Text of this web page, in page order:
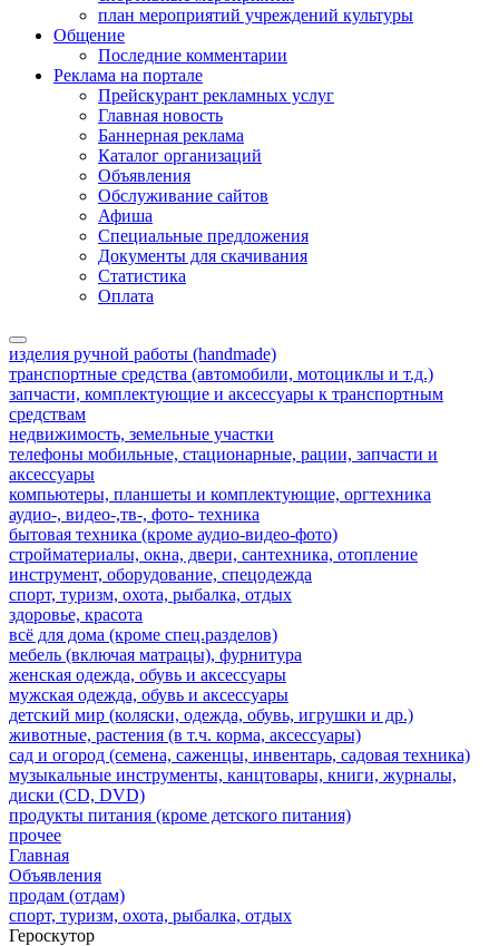
план мероприятий учреждений культуры
Общение
Последние комментарии
Реклама на портале
Прейскурант рекламных услуг
Главная новость
Баннерная реклама
Каталог организаций
Объявления
Обслуживание сайтов
Афиша
Специальные предложения
Документы для скачивания
Статистика
Оплата
изделия ручной работы (handmade)
транспортные средства (автомобили, мотоциклы и т.д.)
запчасти, комплектующие и аксессуары к транспортным
средствам
недвижимость, земельные участки
телефоны мобильные, стационарные, рации, запчасти и
аксессуары
компьютеры, планшеты и комплектующие, оргтехника
аудио-, видео-,тв-, фото- техника
бытовая техника (кроме аудио-видео-фото)
стройматериалы, окна, двери, сантехника, отопление
инструмент, оборудование, спецодежда
спорт, туризм, охота, рыбалка, отдых
здоровье, красота
всё для дома (кроме спец.разделов)
мебель (включая матрацы), фурнитура
женская одежда, обувь и аксессуары
мужская одежда, обувь и аксессуары
детский мир (коляски, одежда, обувь, игрушки и др.)
животные, растения (в т.ч. корма, аксессуары)
сад и огород (семена, саженцы, инвентарь, садовая техника)
музыкальные инструменты, канцтовары, книги, журналы,
диски (CD, DVD)
продукты питания (кроме детского питания)
прочее
Главная
Объявления
продам (отдам)
спорт, туризм, охота, рыбалка, отдых
Героскутор